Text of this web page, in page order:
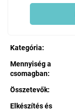
Kategória:
Mennyiség a
csomagban:
Összetevők:
Elkészítés és